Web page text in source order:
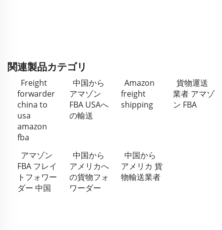
関連製品カテゴリ
Freight
forwarder
china to
usa
amazon
fba
中国から
アマゾン
FBA USAへ
の輸送
Amazon
freight
shipping
貨物運送
業者 アマゾ
ン FBA
アマゾン
FBA フレイ
トフォワー
ダー 中国
中国から
アメリカへ
の貨物フォ
ワーダー
中国から
アメリカ 貨
物輸送業者